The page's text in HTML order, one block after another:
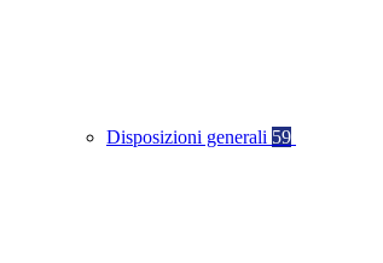
Disposizioni generali 59